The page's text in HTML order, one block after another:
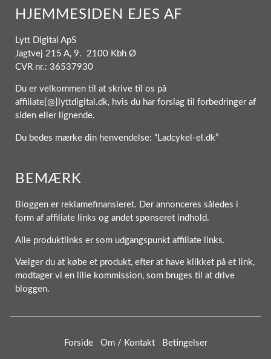
HJEMMESIDEN EJES AF
Lytt Digital ApS
Jagtvej 215 A, 9. 2100 Kbh Ø
CVR nr.: 36537930
Du er velkommen til at skrive til os på
affiliate[@]lyttdigital.dk, hvis du har forslag til forbedringer af
siden eller lignende.
Du bedes mærke din henvendelse: “Ladcykel-el.dk”
BEMÆRK
Bloggen er reklamefinansieret. Der annonceres således i
form af affiliate links og andet sponseret indhold.
Alle produktlinks er som udgangspunkt affiliate links.
Vælger du at købe et produkt, efter at have klikket på et link,
modtager vi en lille kommission, som bruges til at drive
bloggen.
Forside Om / Kontakt Betingelser